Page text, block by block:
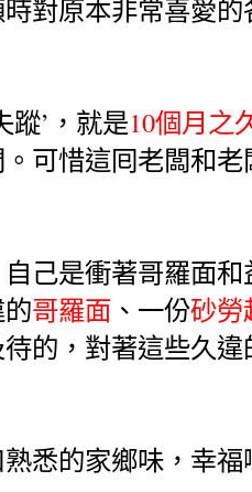
時對原本非常喜愛
蹤’，就是10個月之
可惜這囘老闆和
己是衝著哥羅面
哥羅面 、一份砂勞
待的，對著這些久
悉的家鄉味，幸福